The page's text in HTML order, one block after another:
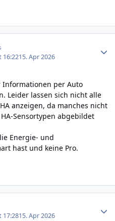
16:2215. Apr 2026
Informationen per Auto
Leider lassen sich nicht alle
anzeigen, da manches nicht
Sensortypen abgebildet
Energie- und
hast und keine Pro.
17:2815. Apr 2026